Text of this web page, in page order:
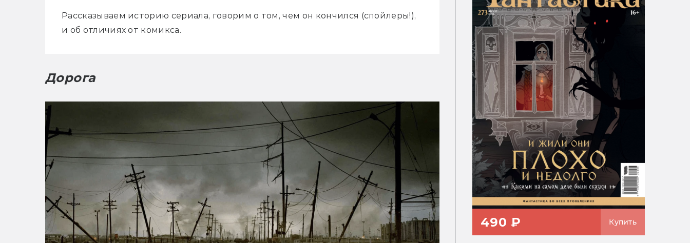
Рассказываем историю сериала, говорим о том, чем он кончился (спойлеры!),
и об отличиях от комикса.
Дорога
490 ₽ Купить